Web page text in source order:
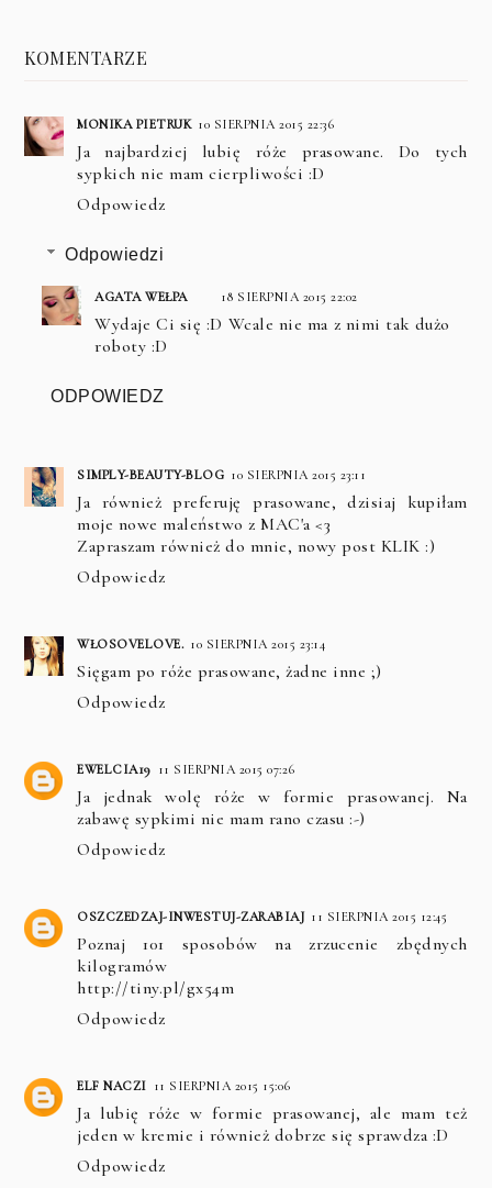
KOMENTARZE
MONIKA PIETRUK 10 SIERPNIA 2015 22:36
Ja najbardziej lubię róże prasowane. Do tych
sypkich nie mam cierpliwości :D
Odpowiedz
Odpowiedzi
AGATA WEŁPA 18 SIERPNIA 2015 22:02
Wydaje Ci się :D Wcale nie ma z nimi tak dużo
roboty :D
ODPOWIEDZ
SIMPLY-BEAUTY-BLOG 10 SIERPNIA 2015 23:11
Ja również preferuję prasowane, dzisiaj kupiłam
moje nowe maleństwo z MAC'a <3
Zapraszam również do mnie, nowy post KLIK :)
Odpowiedz
WŁOSOVELOVE. 10 SIERPNIA 2015 23:14
Sięgam po róże prasowane, żadne inne ;)
Odpowiedz
EWELCIA19 11 SIERPNIA 2015 07:26
Ja jednak wolę róże w formie prasowanej. Na
zabawę sypkimi nie mam rano czasu :-)
Odpowiedz
OSZCZEDZAJ-INWESTUJ-ZARABIAJ 11 SIERPNIA 2015 12:45
Poznaj 101 sposobów na zrzucenie zbędnych
kilogramów
http://tiny.pl/gx54m
Odpowiedz
ELF NACZI 11 SIERPNIA 2015 15:06
Ja lubię róże w formie prasowanej, ale mam też
jeden w kremie i również dobrze się sprawdza :D
Odpowiedz